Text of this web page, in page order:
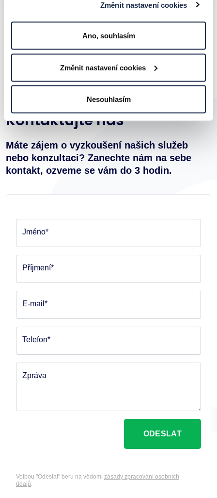
Změnit nastavení cookies
Ano, souhlasím
Změnit nastavení cookies
Nesouhlasím
Kontaktujte nás
Máte zájem o vyzkoušení našich služeb
nebo konzultaci? Zanechte nám na sebe
kontakt, ozveme se vám do 3 hodin.
Jméno*
Příjmení*
E-mail*
Telefon*
Zpráva
ODESLAT
Volbou "Odeslat" beru na vědomí zásady zpracování osobních
údajů.